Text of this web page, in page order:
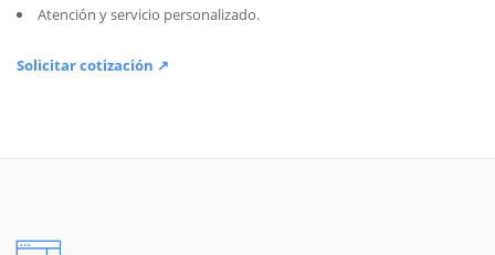
Atención y servicio personalizado.
Solicitar cotización ↗